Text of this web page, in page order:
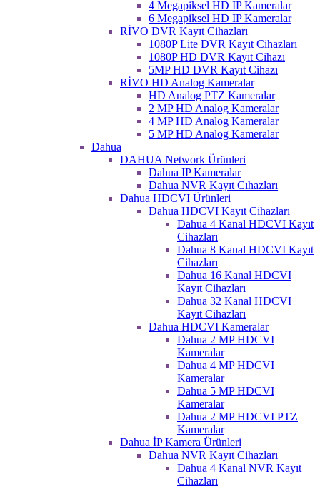
4 Megapiksel HD IP Kameralar
6 Megapiksel HD IP Kameralar
RİVO DVR Kayıt Cihazları
1080P Lite DVR Kayıt Cihazları
1080P HD DVR Kayıt Cihazı
5MP HD DVR Kayıt Cihazı
RİVO HD Analog Kameralar
HD Analog PTZ Kameralar
2 MP HD Analog Kameralar
4 MP HD Analog Kameralar
5 MP HD Analog Kameralar
Dahua
DAHUA Network Ürünleri
Dahua IP Kameralar
Dahua NVR Kayıt Cıhazları
Dahua HDCVI Ürünleri
Dahua HDCVI Kayıt Cihazları
Dahua 4 Kanal HDCVI Kayıt
Cihazları
Dahua 8 Kanal HDCVI Kayıt
Cihazları
Dahua 16 Kanal HDCVI
Kayıt Cihazları
Dahua 32 Kanal HDCVI
Kayıt Cihazları
Dahua HDCVI Kameralar
Dahua 2 MP HDCVI
Kameralar
Dahua 4 MP HDCVI
Kameralar
Dahua 5 MP HDCVI
Kameralar
Dahua 2 MP HDCVI PTZ
Kameralar
Dahua İP Kamera Ürünleri
Dahua NVR Kayıt Cihazları
Dahua 4 Kanal NVR Kayıt
Cihazları